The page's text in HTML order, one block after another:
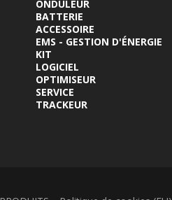
ONDULEUR
BATTERIE
ACCESSOIRE
EMS - GESTION D'ÉNERGIE
KIT
LOGICIEL
OPTIMISEUR
SERVICE
TRACKEUR